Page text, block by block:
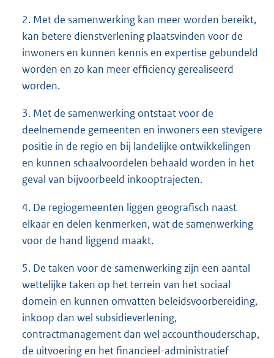
2. Met de samenwerking kan meer worden bereikt,
kan betere dienstverlening plaatsvinden voor de
inwoners en kunnen kennis en expertise gebundeld
worden en zo kan meer efficiency gerealiseerd
worden.
3. Met de samenwerking ontstaat voor de
deelnemende gemeenten en inwoners een stevigere
positie in de regio en bij landelijke ontwikkelingen
en kunnen schaalvoordelen behaald worden in het
geval van bijvoorbeeld inkooptrajecten.
4. De regiogemeenten liggen geografisch naast
elkaar en delen kenmerken, wat de samenwerking
voor de hand liggend maakt.
5. De taken voor de samenwerking zijn een aantal
wettelijke taken op het terrein van het sociaal
domein en kunnen omvatten beleidsvoorbereiding,
inkoop dan wel subsidieverlening,
contractmanagement dan wel accounthouderschap,
de uitvoering en het financieel-administratief